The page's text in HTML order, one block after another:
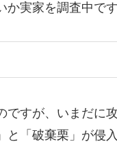
実家を調査中です
すが、いまだに
「破棄栗」が侵